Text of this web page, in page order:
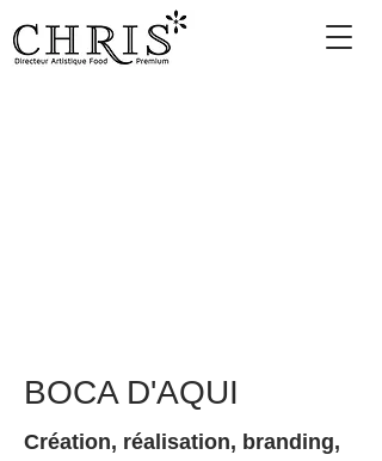
BOCA D'AQUI
Création, réalisation, branding,